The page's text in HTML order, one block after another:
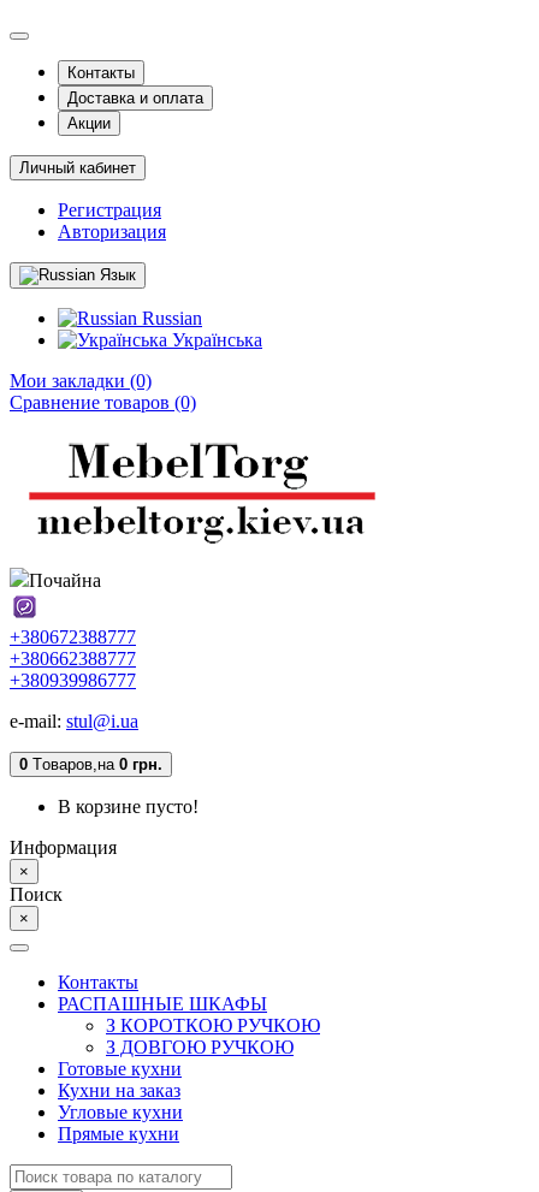
Контакты
Доставка и оплата
Акции
Личный кабинет
Регистрация
Авторизация
Язык
Russian
Українська
Мои закладки (0)
Сравнение товаров (0)
Почайна
+380672388777
+380662388777
+380939986777
e-mail: stul@i.ua
0 Tоваров,на 0 грн.
В корзине пусто!
Информация
×
Поиск
×
Контакты
РАСПАШНЫЕ ШКАФЫ
З КОРОТКОЮ РУЧКОЮ
З ДОВГОЮ РУЧКОЮ
Готовые кухни
Кухни на заказ
Угловые кухни
Прямые кухни